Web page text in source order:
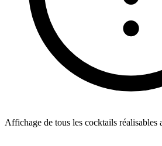
Affichage de tous les cocktails réalisables